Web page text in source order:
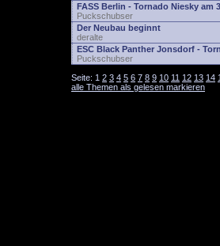
FASS Berlin - Tornado Niesky am
Puckschubser
Der Neubau beginnt
deralte
ESC Black Panther Jonsdorf -
Puckschubser
Seite: 1 2 3 4 5 6 7 8 9 10 11 12 13 14
alle Themen als gelesen markieren